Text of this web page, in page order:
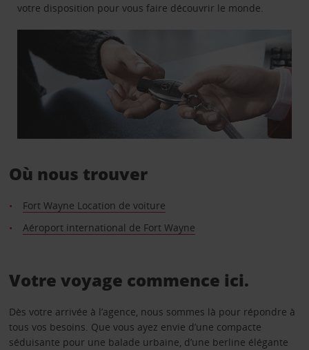
votre disposition pour vous faire découvrir le monde.
Où nous trouver
Fort Wayne Location de voiture
Aéroport international de Fort Wayne
Votre voyage commence ici.
Dès votre arrivée à l’agence, nous sommes là pour répondre à
tous vos besoins. Que vous ayez envie d’une compacte
séduisante pour une balade urbaine, d’une berline élégante